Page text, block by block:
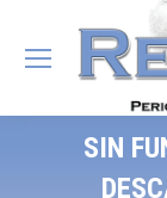
SIN